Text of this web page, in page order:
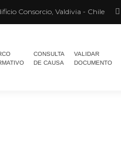
Consorcio, Valdivia - Chile
CONSULTA
DE CAUSA
VALIDAR
DOCUMENTO